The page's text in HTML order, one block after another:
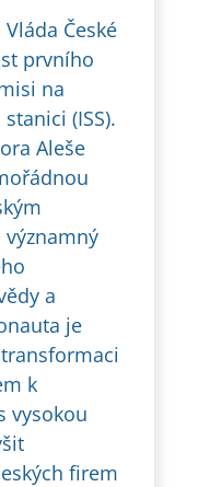
České
prvního
na
(ISS).
Aleše
a
je
k
vysokou
firem